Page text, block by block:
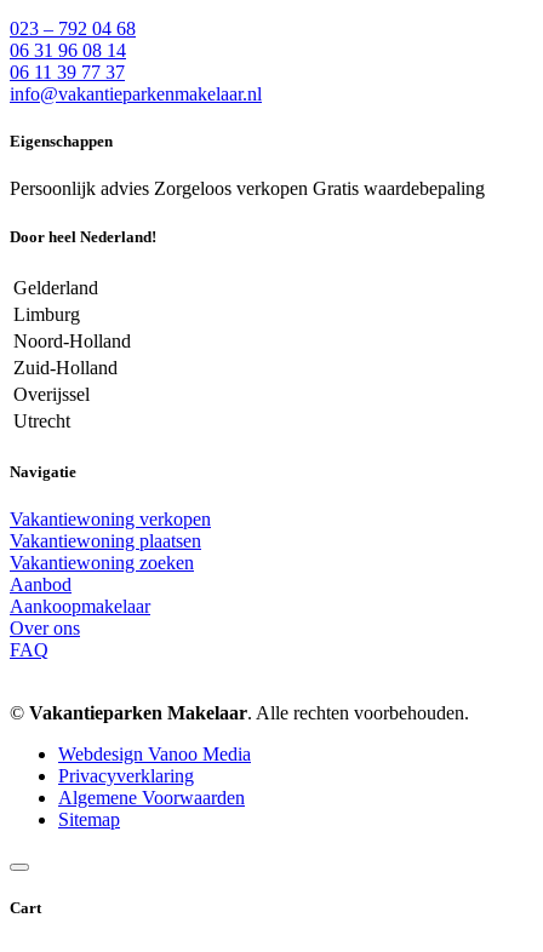
023 – 792 04 68
06 31 96 08 14
06 11 39 77 37
info@vakantieparkenmakelaar.nl
Eigenschappen
Persoonlijk advies Zorgeloos verkopen Gratis waardebepaling
Door heel Nederland!
Gelderland
Limburg
Noord-Holland
Zuid-Holland
Overijssel
Utrecht
Navigatie
Vakantiewoning verkopen
Vakantiewoning plaatsen
Vakantiewoning zoeken
Aanbod
Aankoopmakelaar
Over ons
FAQ
© Vakantieparken Makelaar. Alle rechten voorbehouden.
Webdesign Vanoo Media
Privacyverklaring
Algemene Voorwaarden
Sitemap
Cart